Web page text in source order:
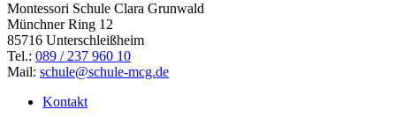
Montessori Schule Clara Grunwald
Münchner Ring 12
85716 Unterschleißheim
Tel.: 089 / 237 960 10
Mail: schule@schule-mcg.de
Kontakt